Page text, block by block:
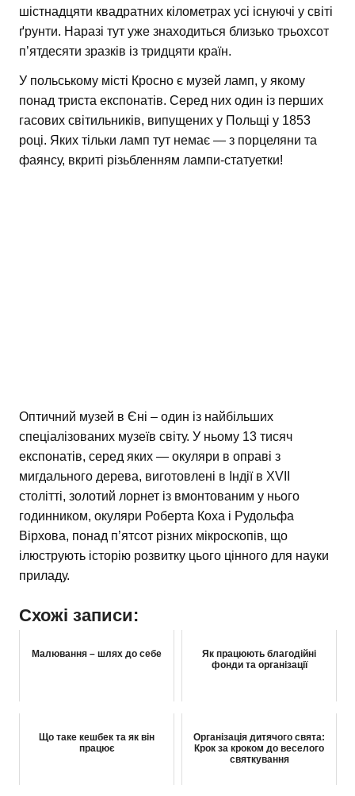
шістнадцяти квадратних кілометрах усі існуючі у світі
ґрунти. Наразі тут уже знаходиться близько трьохсот
п’ятдесяти зразків із тридцяти країн.
У польському місті Кросно є музей ламп, у якому
понад триста експонатів. Серед них один із перших
гасових світильників, випущених у Польщі у 1853
році. Яких тільки ламп тут немає — з порцеляни та
фаянсу, вкриті різьбленням лампи-статуетки!
Оптичний музей в Єні – один із найбільших
спеціалізованих музеїв світу. У ньому 13 тисяч
експонатів, серед яких — окуляри в оправі з
мигдального дерева, виготовлені в Індії в XVII
столітті, золотий лорнет із вмонтованим у нього
годинником, окуляри Роберта Коха і Рудольфа
Вірхова, понад п’ятсот різних мікроскопів, що
ілюструють історію розвитку цього цінного для науки
приладу.
Схожі записи:
Малювання – шлях до себе
Як працюють благодійні
фонди та організації
Що таке кешбек та як він
працює
Організація дитячого свята:
Крок за кроком до веселого
святкування